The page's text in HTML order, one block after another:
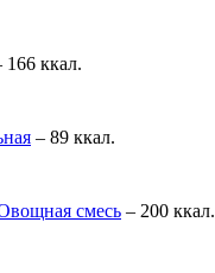
166 ккал.
– 89 ккал.
смесь – 200 ккал.